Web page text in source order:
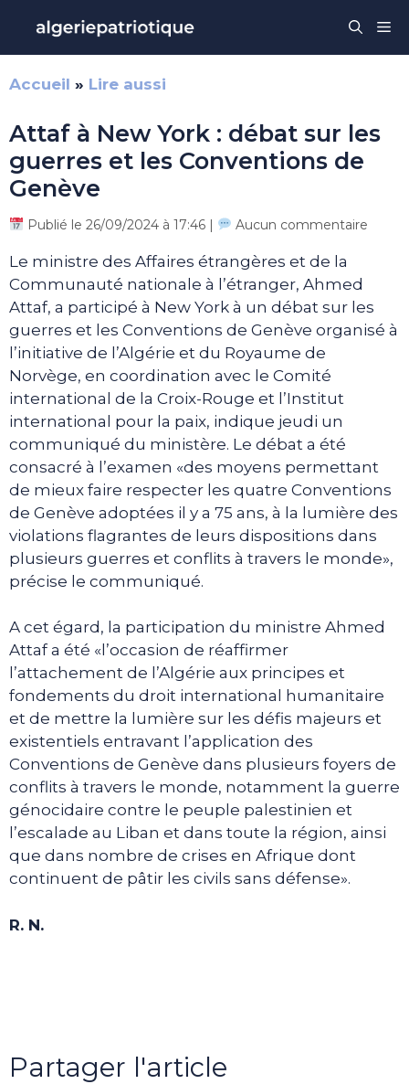
contenu
Accueil » Lire aussi
Attaf à New York : débat sur les
guerres et les Conventions de
Genève
Publié le 26/09/2024 à 17:46 | Aucun commentaire
Le ministre des Affaires étrangères et de la
Communauté nationale à l’étranger, Ahmed
Attaf, a participé à New York à un débat sur les
guerres et les Conventions de Genève organisé à
l’initiative de l’Algérie et du Royaume de
Norvège, en coordination avec le Comité
international de la Croix-Rouge et l’Institut
international pour la paix, indique jeudi un
communiqué du ministère. Le débat a été
consacré à l’examen «des moyens permettant
de mieux faire respecter les quatre Conventions
de Genève adoptées il y a 75 ans, à la lumière des
violations flagrantes de leurs dispositions dans
plusieurs guerres et conflits à travers le monde»,
précise le communiqué.
A cet égard, la participation du ministre Ahmed
Attaf a été «l’occasion de réaffirmer
l’attachement de l’Algérie aux principes et
fondements du droit international humanitaire
et de mettre la lumière sur les défis majeurs et
existentiels entravant l’application des
Conventions de Genève dans plusieurs foyers de
conflits à travers le monde, notamment la guerre
génocidaire contre le peuple palestinien et
l’escalade au Liban et dans toute la région, ainsi
que dans nombre de crises en Afrique dont
continuent de pâtir les civils sans défense».
R. N.
Partager l'article